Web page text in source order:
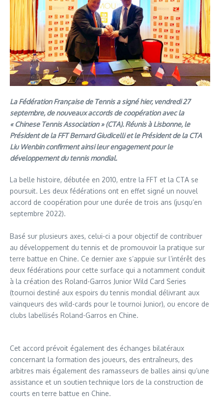
La Fédération Française de Tennis a signé hier, vendredi 27
septembre, de nouveaux accords de coopération avec la
« Chinese Tennis Association » (CTA). Réunis à Lisbonne, le
Président de la FFT Bernard Giudicelli et le Président de la CTA
Liu Wenbin confirment ainsi leur engagement pour le
développement du tennis mondial.
La belle histoire, débutée en 2010, entre la FFT et la CTA se
poursuit. Les deux fédérations ont en effet signé un nouvel
accord de coopération pour une durée de trois ans (jusqu’en
septembre 2022).
Basé sur plusieurs axes, celui-ci a pour objectif de contribuer
au développement du tennis et de promouvoir la pratique sur
terre battue en Chine. Ce dernier axe s’appuie sur l’intérêt des
deux fédérations pour cette surface qui a notamment conduit
à la création des Roland-Garros Junior Wild Card Series
(tournoi destiné aux espoirs du tennis mondial délivrant aux
vainqueurs des wild-cards pour le tournoi Junior), ou encore de
clubs labellisés Roland-Garros en Chine.
Cet accord prévoit également des échanges bilatéraux
concernant la formation des joueurs, des entraîneurs, des
arbitres mais également des ramasseurs de balles ainsi qu’une
assistance et un soutien technique lors de la construction de
courts en terre battue en Chine.